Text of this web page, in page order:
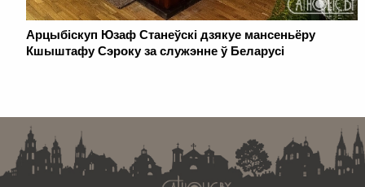
Арцыбіскуп Юзаф Станеўскі дзякуе мансеньёру
Кшыштафу Сэроку за служэнне ў Беларусі